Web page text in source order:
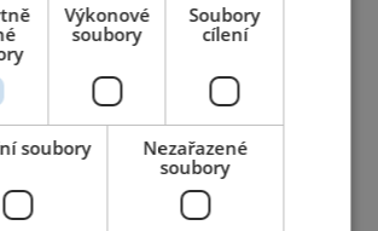
Výkonové
soubory
Soubory
cílení
soubory
Nezařazené
soubory